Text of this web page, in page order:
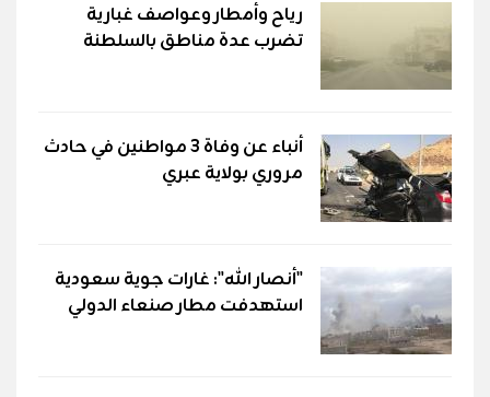
رياح وأمطار وعواصف غبارية
تضرب عدة مناطق بالسلطنة
أنباء عن وفاة 3 مواطنين في حادث
مروري بولاية عبري
"أنصار الله": غارات جوية سعودية
استهدفت مطار صنعاء الدولي